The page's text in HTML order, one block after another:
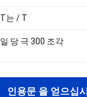
T는 / T
일 당 극 300 조각
인용문 을 얻으십